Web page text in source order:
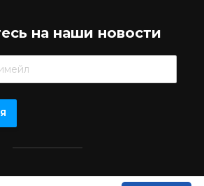
на наши новости
Beer.UA © 2016-2022